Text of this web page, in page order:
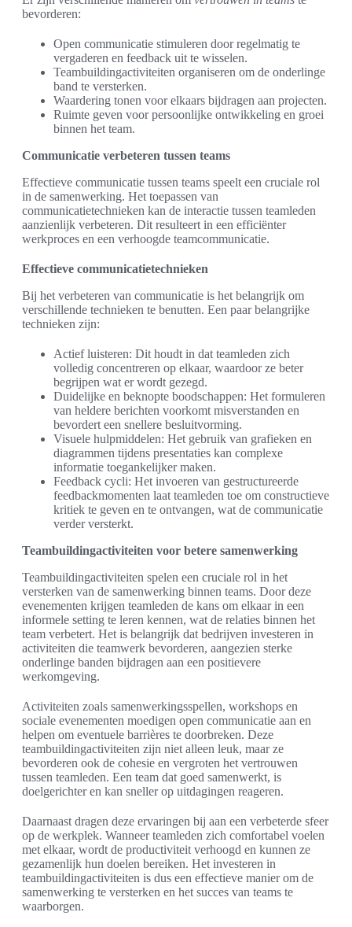
bevorderen:
Open communicatie stimuleren door regelmatig te
vergaderen en feedback uit te wisselen.
Teambuildingactiviteiten organiseren om de onderlinge
band te versterken.
Waardering tonen voor elkaars bijdragen aan projecten.
Ruimte geven voor persoonlijke ontwikkeling en groei
binnen het team.
Communicatie verbeteren tussen teams
Effectieve communicatie tussen teams speelt een cruciale rol
in de samenwerking. Het toepassen van
communicatietechnieken kan de interactie tussen teamleden
aanzienlijk verbeteren. Dit resulteert in een efficiënter
werkproces en een verhoogde teamcommunicatie.
Effectieve communicatietechnieken
Bij het verbeteren van communicatie is het belangrijk om
verschillende technieken te benutten. Een paar belangrijke
technieken zijn:
Actief luisteren: Dit houdt in dat teamleden zich
volledig concentreren op elkaar, waardoor ze beter
begrijpen wat er wordt gezegd.
Duidelijke en beknopte boodschappen: Het formuleren
van heldere berichten voorkomt misverstanden en
bevordert een snellere besluitvorming.
Visuele hulpmiddelen: Het gebruik van grafieken en
diagrammen tijdens presentaties kan complexe
informatie toegankelijker maken.
Feedback cycli: Het invoeren van gestructureerde
feedbackmomenten laat teamleden toe om constructieve
kritiek te geven en te ontvangen, wat de communicatie
verder versterkt.
Teambuildingactiviteiten voor betere samenwerking
Teambuildingactiviteiten spelen een cruciale rol in het
versterken van de samenwerking binnen teams. Door deze
evenementen krijgen teamleden de kans om elkaar in een
informele setting te leren kennen, wat de relaties binnen het
team verbetert. Het is belangrijk dat bedrijven investeren in
activiteiten die teamwerk bevorderen, aangezien sterke
onderlinge banden bijdragen aan een positievere
werkomgeving.
Activiteiten zoals samenwerkingsspellen, workshops en
sociale evenementen moedigen open communicatie aan en
helpen om eventuele barrières te doorbreken. Deze
teambuildingactiviteiten zijn niet alleen leuk, maar ze
bevorderen ook de cohesie en vergroten het vertrouwen
tussen teamleden. Een team dat goed samenwerkt, is
doelgerichter en kan sneller op uitdagingen reageren.
Daarnaast dragen deze ervaringen bij aan een verbeterde sfeer
op de werkplek. Wanneer teamleden zich comfortabel voelen
met elkaar, wordt de productiviteit verhoogd en kunnen ze
gezamenlijk hun doelen bereiken. Het investeren in
teambuildingactiviteiten is dus een effectieve manier om de
samenwerking te versterken en het succes van teams te
waarborgen.